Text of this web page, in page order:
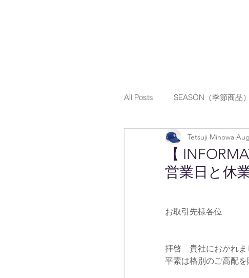
All Posts SEASON（季節商品）
VACATION（休業日）
Thank you for your concern.
BUSINESS EVENT
【
営業日と休
Tetsuji Minowa
お取引先様各位
拝啓　貴社におかれ
平素は格別のご高配